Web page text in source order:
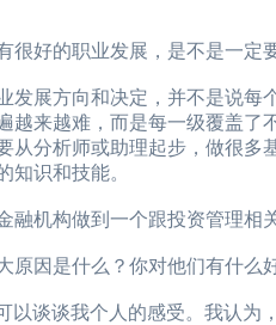
好的职业发展，是不是一定
展方向和决定，并不是说每
越来越难，而是每一级覆盖
从分析师或助理起步，做很
知识和技能。
机构做到一个跟投资管理相
因是什么？你对他们有什么
谈谈我个人的感受。我认为